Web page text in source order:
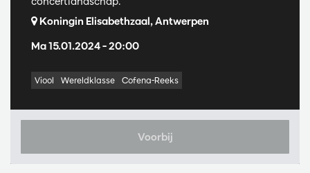
Ma 15.01.2024– 20:00
Koningin Elisabethzaal, Antwerpen
Viool Wereldklasse Cofena-Reeks
Voorbij